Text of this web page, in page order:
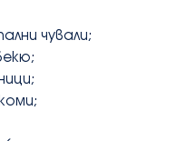
чували;